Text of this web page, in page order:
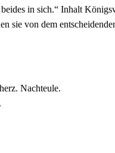
in sich.“ Inhalt
sie von dem
Nachteule.